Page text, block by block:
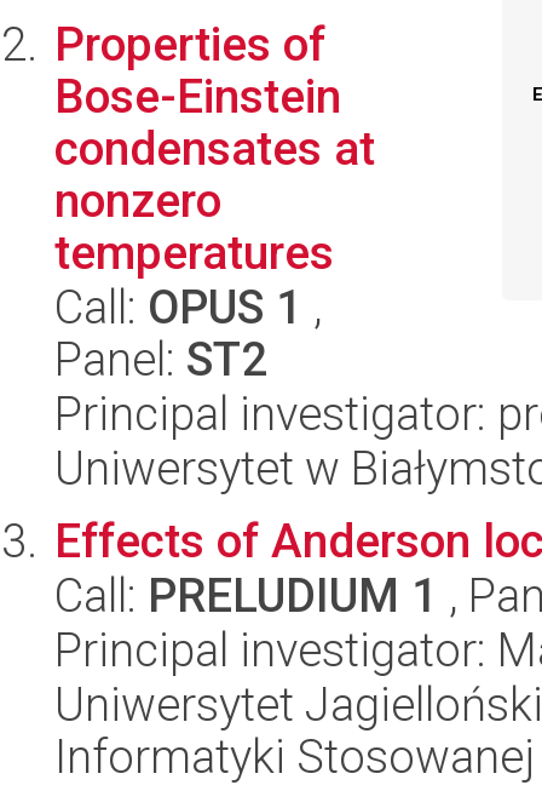
Properties of
Bose-Einstein
condensates at
nonzero
temperatures
Call: OPUS 1 ,
Panel: ST2
Principal investigator:
Uniwersytet w
Effects of Anderson
Call: PRELUDIUM 1 ,
Principal investigator:
Uniwersytet
Informatyki Stosowanej